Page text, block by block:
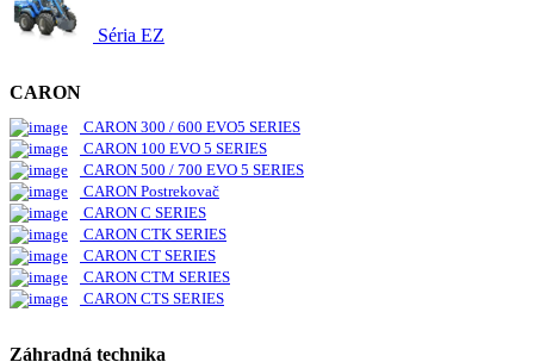
Séria EZ
CARON
CARON 300 / 600 EVO5 SERIES
CARON 100 EVO 5 SERIES
CARON 500 / 700 EVO 5 SERIES
CARON Postrekovač
CARON C SERIES
CARON CTK SERIES
CARON CT SERIES
CARON CTM SERIES
CARON CTS SERIES
Záhradná technika